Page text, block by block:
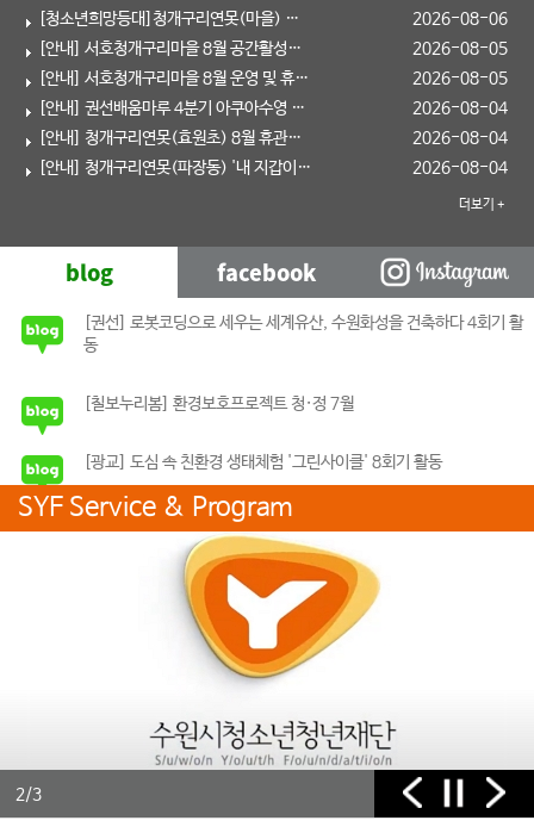
[청소년희망등대]청개구리연못(마을) 이달의 프로그램 안내
2026-08-06
[안내] 서호청개구리마을 8월 공간활성화 프로그램 (서호버튼 ON: 서호 이야기꾼)
2026-08-05
[안내] 서호청개구리마을 8월 운영 및 휴관 안내
2026-08-05
[안내] 권선배움마루 4분기 아쿠아수영 등록기간 안내
2026-08-04
[안내] 청개구리연못(효원초) 8월 휴관안내
2026-08-04
[안내] 청개구리연못(파장동) '내 지갑이 바꾸는 세상' 참가자 모집 안내
2026-08-04
공
행
사
더보기 +
blog
[권선] 로봇코딩으로 세우는 세계유산, 수원화성을 건축하다 4회기 활
동
[칠보누리봄] 환경보호프로젝트 청·정 7월
[광교] 도심 속 친환경 생태체험 '그린사이클' 8회기 활동
[광교] 도심 속 친환경 생태체험 '그린사이클' 7회기 활동
[광교] 도심 속 친환경 생태체험 '그린사이클' 6회기 활동
[상호존중 캠페인 3부] 오늘, 몇 번의 감사를 전했나요?
너의 이름은?
[청소년희망등대] 서호청개구리마을 7월 활동이야기
facebook instagram
SYF Service & Program
2/3